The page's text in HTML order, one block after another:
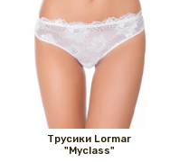
Трусики Lormar
"Myclass"